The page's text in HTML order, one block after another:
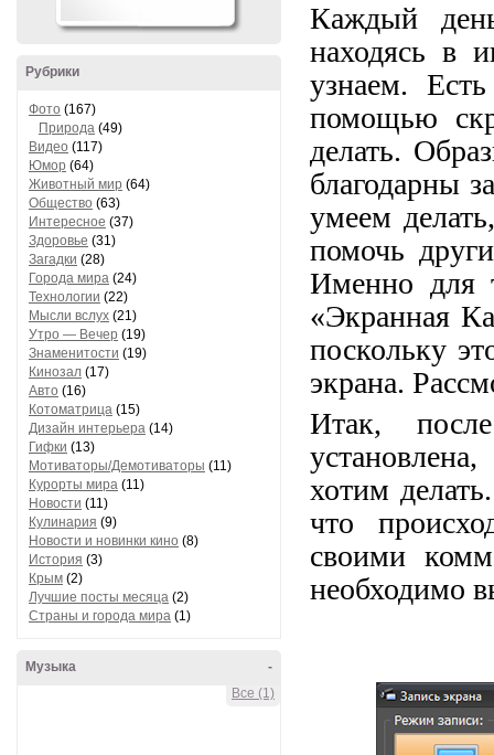
Рубрики
Фото (167)
Природа (49)
Видео (117)
Юмор (64)
Животный мир (64)
Общество (63)
Интересное (37)
Здоровье (31)
Загадки (28)
Города мира (24)
Технологии (22)
Мысли вслух (21)
Утро — Вечер (19)
Знаменитости (19)
Кинозал (17)
Авто (16)
Котоматрица (15)
Дизайн интерьера (14)
Гифки (13)
Мотиваторы/Демотиваторы (11)
Курорты мира (11)
Новости (11)
Кулинария (9)
Новости и новинки кино (8)
История (3)
Крым (2)
Лучшие посты месяца (2)
Страны и города мира (1)
-
Музыка
Все (1)
Каждый
находясь в
узнаем.
помощью
делать.
благодарны
умеем
помочь
Именно для
«Экранная
поскольку
экрана.
Итак,
хотим
что
своими
необходимо